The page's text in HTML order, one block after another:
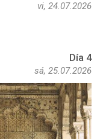
vi, 24.07.2026
Día 4
sá, 25.07.2026